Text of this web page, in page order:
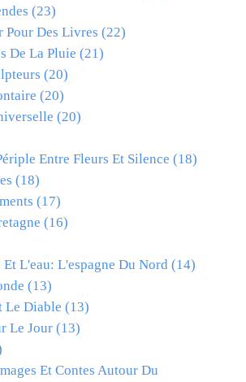
(23)
Pour Des Livres (22)
De La Pluie (21)
(20)
(20)
(20)
Entre Fleurs Et Silence (18)
(18)
(17)
(16)
L'eau: L'espagne Du Nord (14)
(13)
Le Diable (13)
Le Jour (13)
Et Contes Autour Du